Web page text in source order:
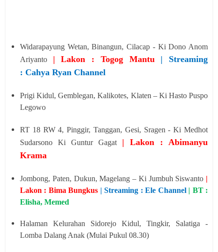
Widarapayung Wetan, Binangun, Cilacap - Ki Dono Anom
Ariyanto | Lakon : Togog Mantu | Streaming
: Cahya Ryan Channel
Prigi Kidul, Gemblegan, Kalikotes, Klaten – Ki Hasto Puspo
Legowo
RT 18 RW 4, Pinggir, Tanggan, Gesi, Sragen - Ki Medhot
Sudarsono Ki Guntur Gagat | Lakon : Abimanyu
Krama
Jombong, Paten, Dukun, Magelang – Ki Jumbuh Siswanto |
Lakon : Bima Bungkus | Streaming : Ele Channel | BT :
Elisha, Memed
Halaman Kelurahan Sidorejo Kidul, Tingkir, Salatiga -
Lomba Dalang Anak (Mulai Pukul 08.30)